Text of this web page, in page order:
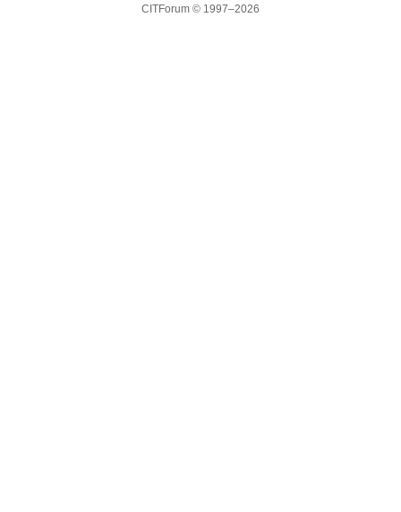
CITForum © 1997–2026